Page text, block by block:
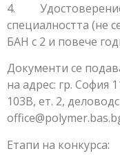
4. Удостоверение
специалността (не
БАН с 2 и повече
Документи се
на адрес: гр. София
103В, ет. 2,
Етапи на конкурса: